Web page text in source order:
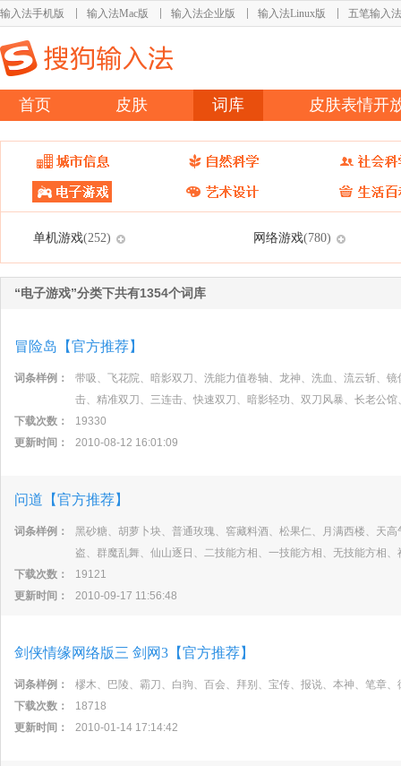
输入法手机版 输入法Mac版 输入法企业版 输入法Linux版 五笔输入法
首页 皮肤 词库 皮肤表情开
单机游戏(252) 网络游戏(780)
“电子游戏”分类下共有1354个词库
冒险岛【官方推荐】
词条样例：
带吸、飞花院、暗影双刀、洗能力值卷轴、龙神、洗血、流云斩、
击、精准双刀、三连击、快速双刀、暗影轻功、双刀风暴、长老公
下载次数：
19330
更新时间：
2010-08-12 16:01:09
问道【官方推荐】
词条样例：
黑砂糖、胡萝卜块、普通玫瑰、窖藏料酒、松果仁、月满西楼、天
盗、群魔乱舞、仙山逐日、二技能方相、一技能方相、无技能方相
下载次数：
19121
更新时间：
2010-09-17 11:56:48
剑侠情缘网络版三 剑网3【官方推荐】
词条样例：
樛木、巴陵、霸刀、白驹、百会、拜别、宝传、报说、本神、笔章
下载次数：
18718
更新时间：
2010-01-14 17:14:42